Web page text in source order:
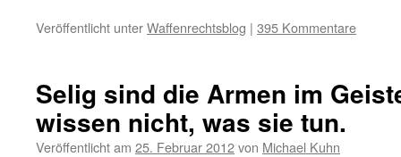
Veröffentlicht unterWaffenrechtsblog | 395 Kommentare
Selig sind die Armen im
wissen nicht, was sie tun.
Veröffentlicht am 25. Februar 2012von Michael Kuhn